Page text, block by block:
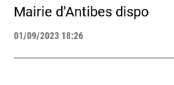
Mairie d’Antibes dispo
01/09/2023 18:26